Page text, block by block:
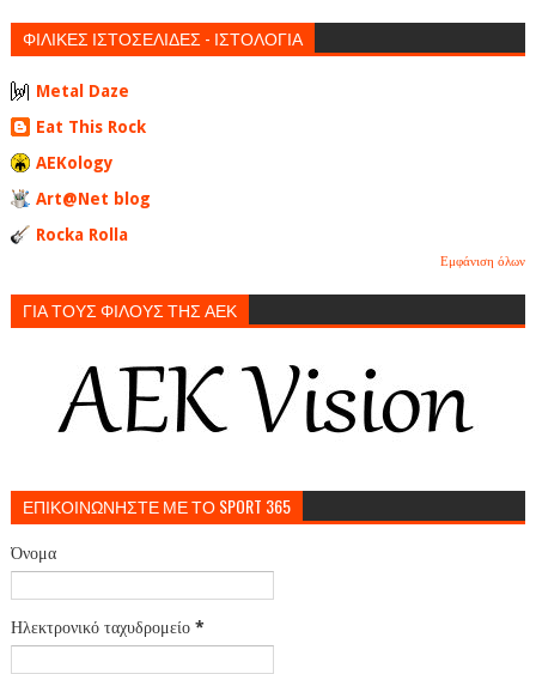
ΦΙΛΙΚΕΣ ΙΣΤΟΣΕΛΙΔΕΣ - ΙΣΤΟΛΟΓΙΑ
Metal Daze
Eat This Rock
AEKology
Art@Net blog
Rocka Rolla
Εμφάνιση όλων
ΓΙΑ ΤΟΥΣ ΦΙΛΟΥΣ ΤΗΣ ΑΕΚ
ΕΠΙΚΟΙΝΩΝΗΣΤΕ ΜΕ ΤΟ SPORT 365
Όνομα
Ηλεκτρονικό ταχυδρομείο *